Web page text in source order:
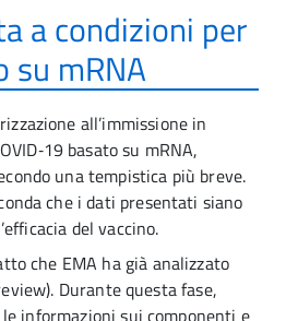
a condizioni per
su mRNA
all’immissione in
basato su mRNA,
una tempistica più breve.
che i dati presentati siano
del vaccino.
che EMA ha già analizzato
Durante questa fase,
informazioni sui componenti e